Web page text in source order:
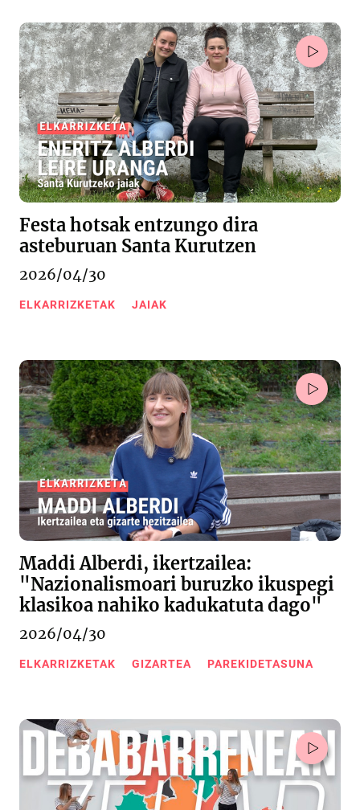
Festa hotsak entzungo dira
asteburuan Santa Kurutzen
2026/04/30
ELKARRIZKETAK JAIAK
Maddi Alberdi, ikertzailea:
"Nazionalismoari buruzko ikuspegi
klasikoa nahiko kadukatuta dago"
2026/04/30
ELKARRIZKETAK GIZARTEA PAREKIDETASUNA